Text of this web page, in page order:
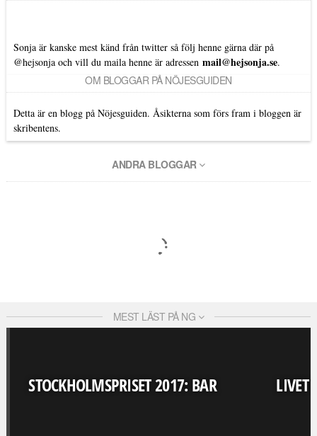
Sonja är kanske mest känd från twitter så följ henne gärna där på
@hejsonjaoch vill du maila henne är adressen mail@hejsonja.se.
OM BLOGGAR PÅ NÖJESGUIDEN
Detta är en blogg på Nöjesguiden. Åsikterna som förs fram i bloggen är
skribentens.
ANDRA BLOGGAR
MEST LÄST PÅ NG
STOCKHOLMSPRISET 2017: BAR LIVET